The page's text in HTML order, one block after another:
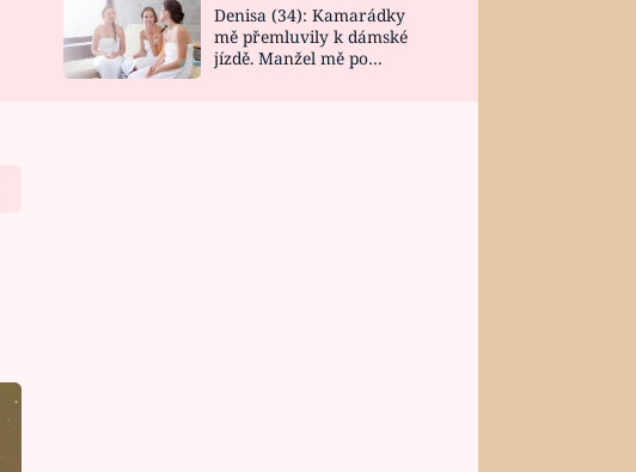
DESIGN
Denisa (34): Kamarádky
mě přemluvily k dámské
jízdě. Manžel mě po